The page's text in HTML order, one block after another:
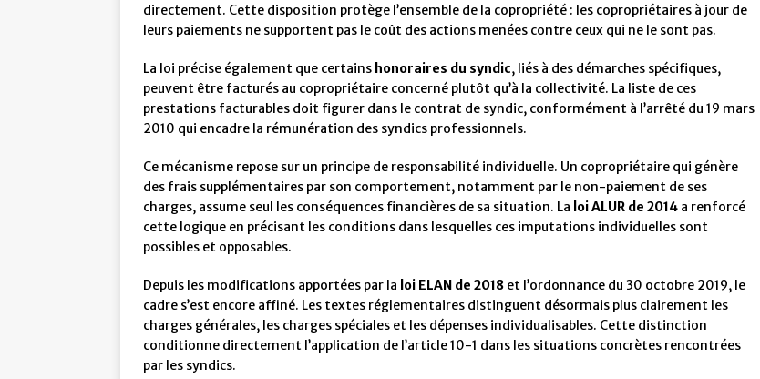
directement. Cette disposition protège l’ensemble de la copropriété : les copropriétaires à jour de
leurs paiements ne supportent pas le coût des actions menées contre ceux qui ne le sont pas.
La loi précise également que certains honoraires du syndic, liés à des démarches spécifiques,
peuvent être facturés au copropriétaire concerné plutôt qu’à la collectivité. La liste de ces
prestations facturables doit figurer dans le contrat de syndic, conformément à l’arrêté du 19 mars
2010 qui encadre la rémunération des syndics professionnels.
Ce mécanisme repose sur un principe de responsabilité individuelle. Un copropriétaire qui génère
des frais supplémentaires par son comportement, notamment par le non-paiement de ses
charges, assume seul les conséquences financières de sa situation. La loi ALUR de 2014 a renforcé
cette logique en précisant les conditions dans lesquelles ces imputations individuelles sont
possibles et opposables.
Depuis les modifications apportées par la loi ELAN de 2018 et l’ordonnance du 30 octobre 2019, le
cadre s’est encore affiné. Les textes réglementaires distinguent désormais plus clairement les
charges générales, les charges spéciales et les dépenses individualisables. Cette distinction
conditionne directement l’application de l’article 10-1 dans les situations concrètes rencontrées
par les syndics.